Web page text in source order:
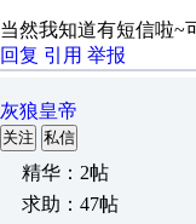
当然我知道有短信啦~
回复 引用 举报
灰狼皇帝
关注 私信
精华：2帖
求助：47帖